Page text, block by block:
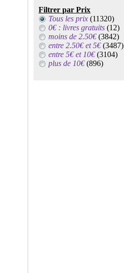
Filtrer par Prix
Tous les prix(11320)
0€ : livres gratuits (12)
moins de 2.50€(3842)
entre 2.50€ et 5€(3487)
entre 5€ et 10€(3104)
plus de 10€(896)